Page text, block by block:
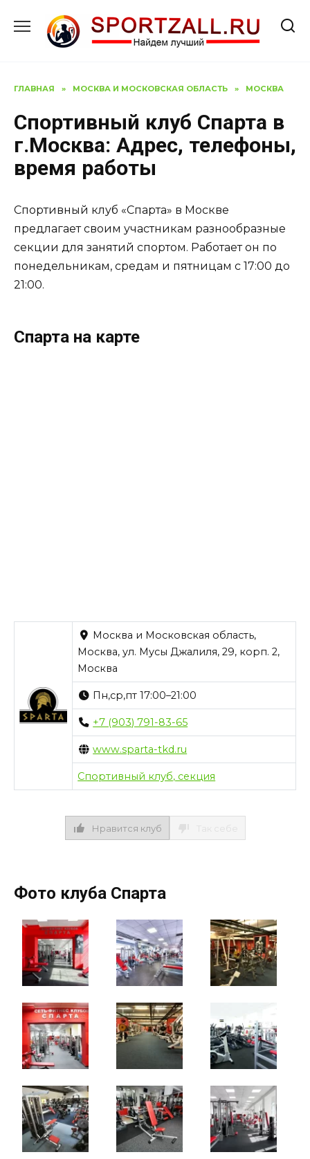
содержанию
ГЛАВНАЯ » МОСКВА И МОСКОВСКАЯ ОБЛАСТЬ » МОСКВА
Спортивный клуб Спарта в
г.Москва: Адрес, телефоны,
время работы
Спортивный клуб «Спарта» в Москве
предлагает своим участникам разнообразные
секции для занятий спортом. Работает он по
понедельникам, средам и пятницам с 17:00 до
21:00.
Спарта на карте
Москва и Московская область,
Москва, ул. Мусы Джалиля, 29, корп. 2,
Москва
Пн,ср,пт 17:00–21:00
+7 (903) 791-83-65
www.sparta-tkd.ru
Спортивный клуб, секция
Нравится клуб
Фото клуба Спарта